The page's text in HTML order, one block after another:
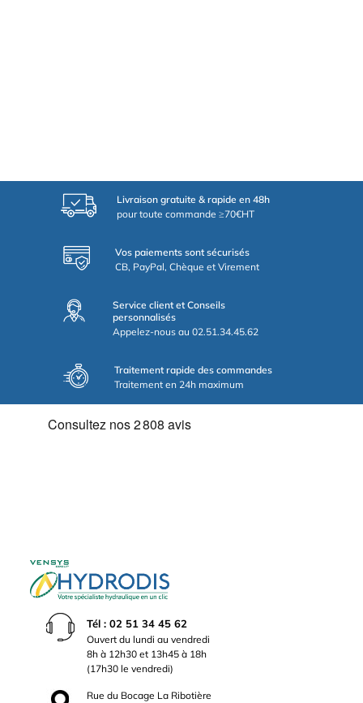
Livraison gratuite & rapide en 48h
pour toute commande ≥70€HT
Vos paiements sont sécurisés
CB, PayPal, Chèque et Virement
Service client et Conseils
personnalisés
Appelez-nous au 02.51.34.45.62
Traitement rapide des commandes
Traitement en 24h maximum
Tél : 02 51 34 45 62
Ouvert du lundi au vendredi
8h à 12h30 et 13h45 à 18h
(17h30 le vendredi)
Rue du Bocage La Ribotière